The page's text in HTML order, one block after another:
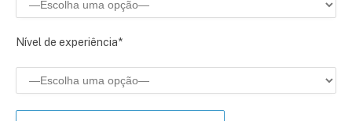
Nível de experiência*